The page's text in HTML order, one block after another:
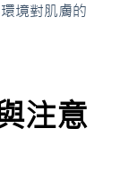
境對肌膚的
注意